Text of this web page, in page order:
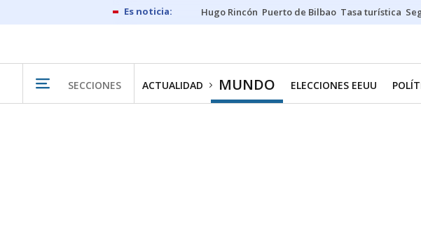
Hugo Rincón Puerto de Bilbao Tasa turística
SECCIONES ACTUALIDAD MUNDO ELECCIONES EEUU